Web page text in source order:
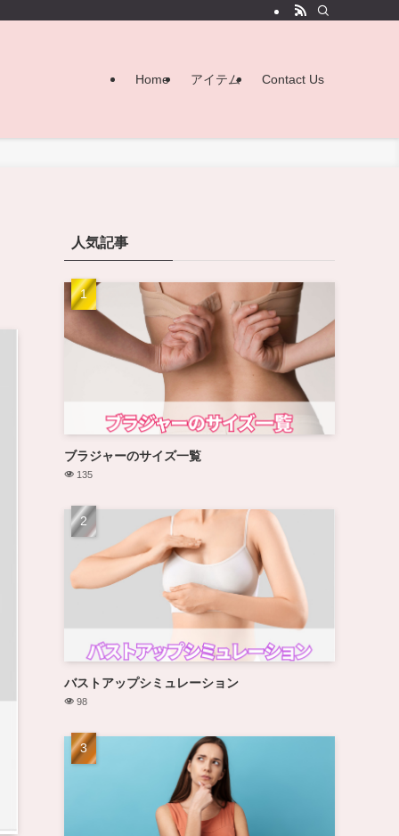
Home アイテム Contact Us
人気記事
ブラジャーのサイズ一覧
135
バストアップシミュレーション
98